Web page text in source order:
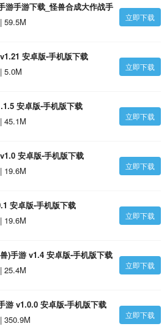
游手游下载_怪兽合成大作战手
59.5M 立即下载
安卓版-手机版下载
5.0M
立即下载
安卓版-手机版下载
45.1M
立即下载
安卓版-手机版下载
19.6M
立即下载
安卓版-手机版下载
19.6M
立即下载
)手游 v1.4 安卓版-手机版下载
25.4M
立即下载
游 v1.0.0 安卓版-手机版下载
350.9M
立即下载